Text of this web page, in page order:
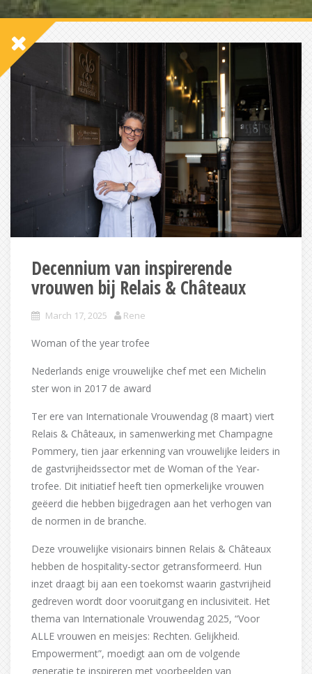
Decennium van inspirerende
vrouwen bij Relais & Châteaux
March 17, 2025 Rene
Woman of the year trofee
Nederlands enige vrouwelijke chef met een Michelin
ster won in 2017 de award
Ter ere van Internationale Vrouwendag (8 maart) viert
Relais & Châteaux, in samenwerking met Champagne
Pommery, tien jaar erkenning van vrouwelijke leiders in
de gastvrijheidssector met de Woman of the Year-
trofee. Dit initiatief heeft tien opmerkelijke vrouwen
geëerd die hebben bijgedragen aan het verhogen van
de normen in de branche.
Deze vrouwelijke visionairs binnen Relais & Châteaux
hebben de hospitality-sector getransformeerd. Hun
inzet draagt bij aan een toekomst waarin gastvrijheid
gedreven wordt door vooruitgang en inclusiviteit. Het
thema van Internationale Vrouwendag 2025, “Voor
ALLE vrouwen en meisjes: Rechten. Gelijkheid.
Empowerment”, moedigt aan om de volgende
generatie te inspireren met voorbeelden van